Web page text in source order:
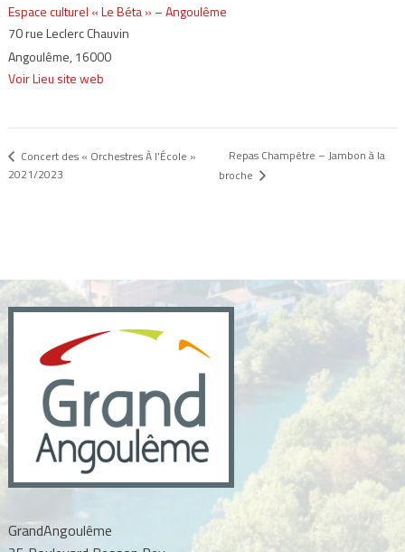
Espace culturel « Le Béta » – Angoulême
70 rue Leclerc Chauvin
Angoulême,16000
Voir Lieu site web
Concert des « Orchestres À l’École »
2021/2023
Repas Champêtre – Jambon à la
broche
GrandAngoulême